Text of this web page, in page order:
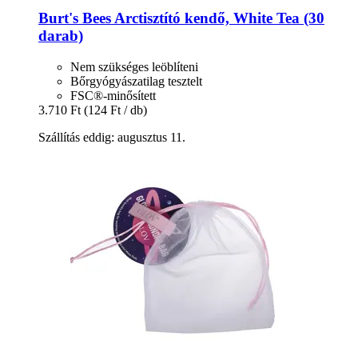
Burt's Bees Arctisztító kendő, White Tea (30
darab)
Nem szükséges leöblíteni
Bőrgyógyászatilag tesztelt
FSC®-minősített
3.710 Ft (124 Ft / db)
Szállítás eddig: augusztus 11.